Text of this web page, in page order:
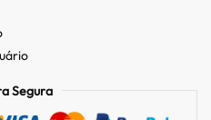
Segura